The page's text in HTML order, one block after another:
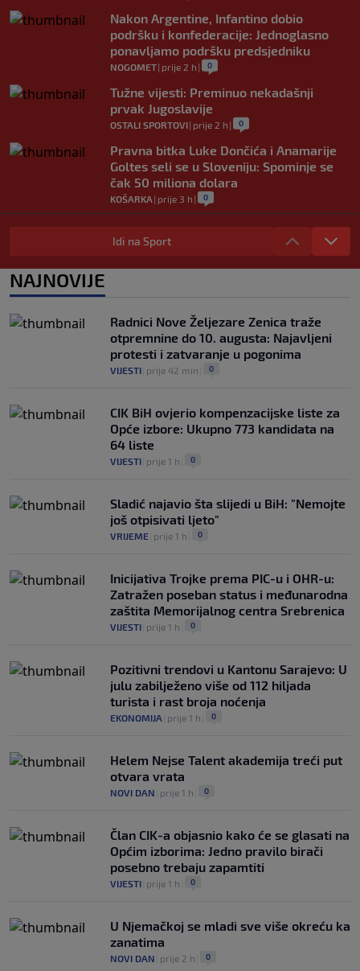
Nakon Argentine, Infantino dobio
podršku i konfederacije: Jednoglasno
ponavljamo podršku predsjedniku
NOGOMET| prije 2 h | 0
Tužne vijesti: Preminuo nekadašnji
prvak Jugoslavije
OSTALI SPORTOVI| prije 2 h | 0
Pravna bitka Luke Dončića i Anamarije
Goltes seli se u Sloveniju: Spominje se
čak 50 miliona dolara
KOŠARKA | prije 3 h | 0
Danas počinje nova sezona šampionata
BiH: Željezničar protiv novajlije na
0
javnu podršku jednog nogometnog
saveza, ali i jednu kritiku
NOGOMET 0
Idi na Sport
NAJNOVIJE
Radnici Nove Željezare Zenica traže
otpremnine do 10. augusta: Najavljeni
protesti i zatvaranje u pogonima
VIJESTI prije 42 min 0
CIK BiH ovjerio kompenzacijske liste za
Opće izbore: Ukupno 773 kandidata na
64 liste
VIJESTI prije 1 h 0
Sladić najavio šta slijedi u BiH: "Nemojte
još otpisivati ljeto"
VRIJEME prije 1 h 0
Inicijativa Trojke prema PIC-u i OHR-u:
Zatražen poseban status i međunarodna
zaštita Memorijalnog centra Srebrenica
VIJESTI prije 1 h 0
Pozitivni trendovi u Kantonu Sarajevo: U
julu zabilježeno više od 112 hiljada
turista i rast broja noćenja
EKONOMIJA prije 1 h 0
Helem Nejse Talent akademija treći put
otvara vrata
NOVI DAN prije 1 h 0
Član CIK-a objasnio kako će se glasati na
Općim izborima: Jedno pravilo birači
posebno trebaju zapamtiti
VIJESTI prije 1 h 0
U Njemačkoj se mladi sve više okreću ka
zanatima
NOVI DAN prije 2 h 0